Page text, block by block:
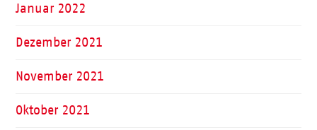
Januar 2022
Dezember 2021
November 2021
Oktober 2021